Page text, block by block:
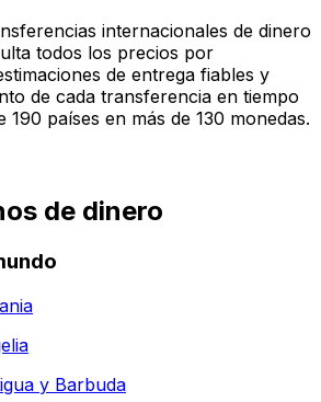
internacionales de dinero
todos los precios por
de entrega fiables y
de cada transferencia en tiempo
190 países en más de 130 monedas.
de dinero
y Barbuda